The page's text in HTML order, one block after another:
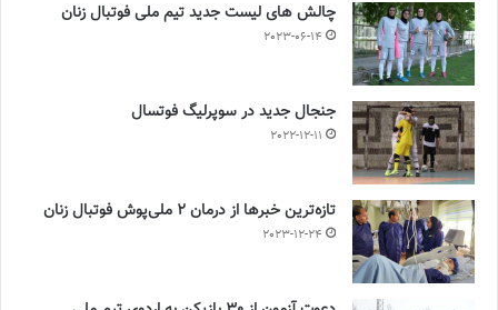
چالش هاى ليست جدید تيم ملى فوتبال زنان
2023-06-14
جنجال جدید در سوپرلیگ فوتسال
2022-12-11
تازه‌ترین خبرها از درمان ۲ ملی‌پوش فوتبال زنان
2023-12-24